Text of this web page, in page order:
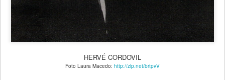
HERVÉ CORDOVIL
Foto Laura Macedo: http://zip.net/brtpvV